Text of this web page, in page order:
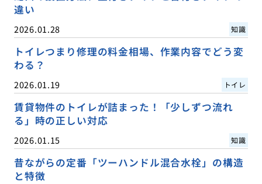
違い
2026.01.28 知識
トイレつまり修理の料金相場、作業内容でどう変
わる？
2026.01.19 トイレ
賃貸物件のトイレが詰まった！「少しずつ流れ
る」時の正しい対応
2026.01.15 知識
昔ながらの定番「ツーハンドル混合水栓」の構造
と特徴